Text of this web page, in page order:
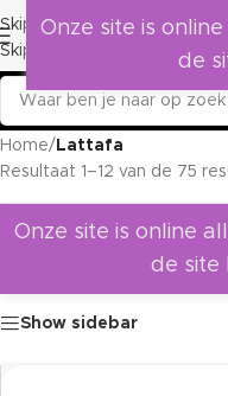
Skip to navigation
Skip to main content
Home/ Lattafa
Resultaat 1–12 van de 75
Onze site is online
de site
Show sidebar
Onze site is
de